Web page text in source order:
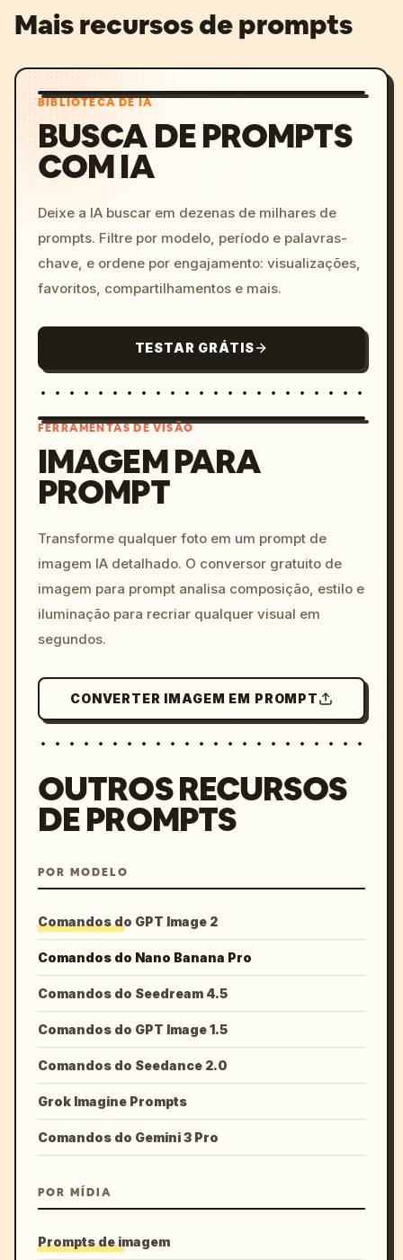
Mais recursos de prompts
BIBLIOTECA DE IA
BUSCA DE PROMPTS
COM IA
Deixe a IA buscar em dezenas de milhares de
prompts. Filtre por modelo, período e palavras-
chave, e ordene por engajamento: visualizações,
favoritos, compartilhamentos e mais.
TESTAR GRÁTIS
colors, 8k --v 6.0
FERRAMENTAS DE VISÃO
IMAGEM PARA
PROMPT
Transforme qualquer foto em um prompt de
imagem IA detalhado. O conversor gratuito de
imagem para prompt analisa composição, estilo e
iluminação para recriar qualquer visual em
segundos.
CONVERTER IMAGEM EM PROMPT
OUTROS RECURSOS
DE PROMPTS
POR MODELO
Comandos do GPT Image 2
Comandos do Nano Banana Pro
Comandos do Seedream 4.5
Comandos do GPT Image 1.5
Comandos do Seedance 2.0
Grok Imagine Prompts
Comandos do Gemini 3 Pro
POR MÍDIA
Prompts de imagem